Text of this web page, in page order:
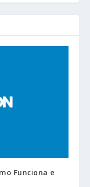
Funciona e